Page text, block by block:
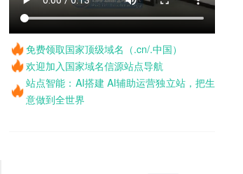
免费领取国家顶级域名（.cn/.中国）
欢迎加入国家域名信源站点导航
站点智能：AI搭建 AI辅助运营独立站，把生
意做到全世界